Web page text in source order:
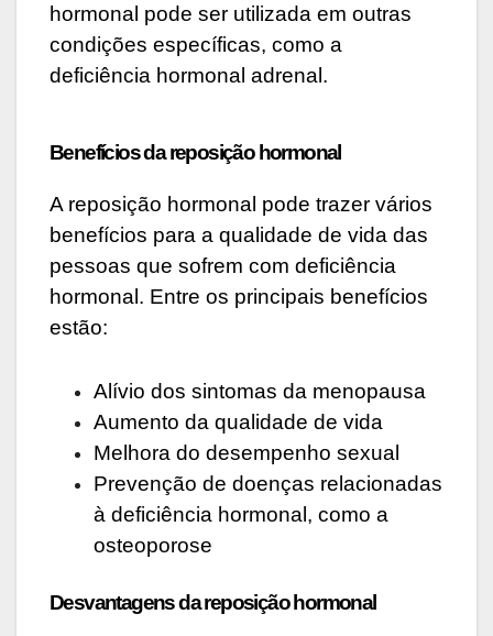
hormonal pode ser utilizada em outras
condições específicas, como a
deficiência hormonal adrenal.
Benefícios da reposição hormonal
A reposição hormonal pode trazer vários
benefícios para a qualidade de vida das
pessoas que sofrem com deficiência
hormonal. Entre os principais benefícios
estão:
Alívio dos sintomas da menopausa
Aumento da qualidade de vida
Melhora do desempenho sexual
Prevenção de doenças relacionadas
à deficiência hormonal, como a
osteoporose
Desvantagens da reposição hormonal